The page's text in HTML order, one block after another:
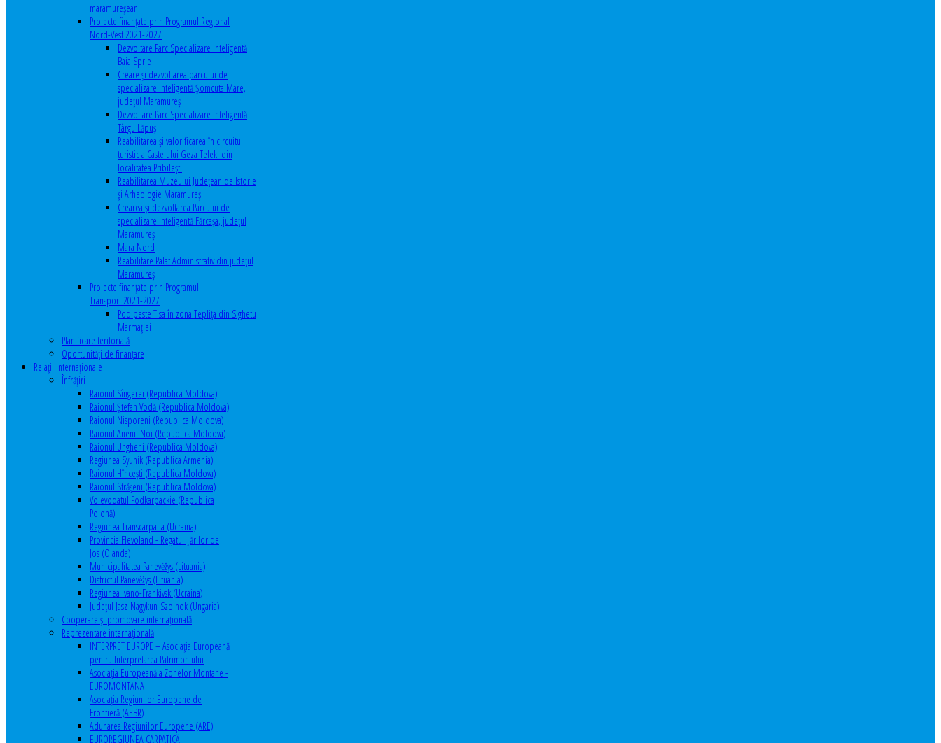
maramureşean
Proiecte finanțate prin Programul Regional
Nord-Vest 2021-2027
Dezvoltare Parc Specializare Inteligentă
Baia Sprie
Creare și dezvoltarea parcului de
specializare inteligentă Șomcuta Mare,
județul Maramureș
Dezvoltare Parc Specializare Inteligentă
Târgu Lăpuș
Reabilitarea și valorificarea în circuitul
turistic a Castelului Geza Teleki din
localitatea Pribilești
Reabilitarea Muzeului Județean de Istorie
și Arheologie Maramureș
Crearea și dezvoltarea Parcului de
specializare inteligentă Fărcașa, județul
Maramureș
Mara Nord
Reabilitare Palat Administrativ din județul
Maramureș
Proiecte finanțate prin Programul
Transport 2021-2027
Pod peste Tisa în zona Teplița din Sighetu
Marmației
Planificare teritorială
Oportunităţi de finanţare
Relaţii internaţionale
Înfrăţiri
Raionul Sîngerei (Republica Moldova)
Raionul Ștefan Vodă (Republica Moldova)
Raionul Nisporeni (Republica Moldova)
Raionul Anenii Noi (Republica Moldova)
Raionul Ungheni (Republica Moldova)
Regiunea Syunik (Republica Armenia)
Raionul Hîncești (Republica Moldova)
Raionul Străşeni (Republica Moldova)
Voievodatul Podkarpackie (Republica
Polonă)
Regiunea Transcarpatia (Ucraina)
Provincia Flevoland - Regatul Ţărilor de
Jos (Olanda)
Municipalitatea Panevėžys (Lituania)
Districtul Panevėžys (Lituania)
Regiunea Ivano-Frankivsk (Ucraina)
Judeţul Jasz-Nagykun-Szolnok (Ungaria)
Cooperare şi promovare internaţională
Reprezentare internaţională
INTERPRET EUROPE – Asociația Europeană
pentru Interpretarea Patrimoniului
Asociația Europeană a Zonelor Montane -
EUROMONTANA
Asociația Regiunilor Europene de
Frontieră (AEBR)
Adunarea Regiunilor Europene (ARE)
EUROREGIUNEA CARPATICĂ